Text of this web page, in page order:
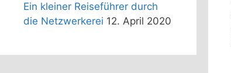
Ein kleiner Reiseführer durch
die Netzwerkerei 12. April 2020